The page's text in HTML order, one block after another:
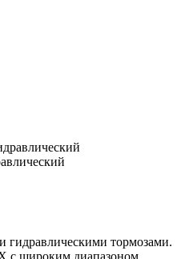
тормозами.
с широким диапазоном